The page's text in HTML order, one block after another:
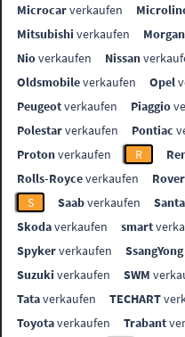
Microcarverkaufen
Mitsubishi verkaufen Morgan
Nioverkaufen Nissan
Oldsmobileverkaufen Opel
Peugeotverkaufen Piaggio
Polestarverkaufen Pontiac
Protonverkaufen R
Rolls-Royceverkaufen Rover
S
Saabverkaufen
Skodaverkaufen smart
Spykerverkaufen SsangYong
Suzuki verkaufen SWM
Tataverkaufen TECHART
Toyotaverkaufen Trabant